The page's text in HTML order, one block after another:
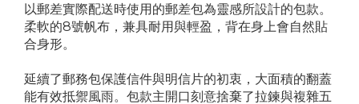
以郵差實際配送時使用的郵差包為靈感所設計的包款。
柔軟的8號帆布，兼具耐用與輕盈，背在身上會自然貼
合身形。
延續了郵務包保護信件與明信片的初衷，大面積的翻蓋
能有效抵禦風雨。包款主開口刻意捨棄了拉鍊與複雜五